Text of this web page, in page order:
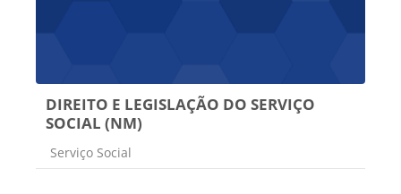
DIREITO E LEGISLAÇÃO DO SERVIÇO
SOCIAL (NM)
Categoria do curso
Serviço Social